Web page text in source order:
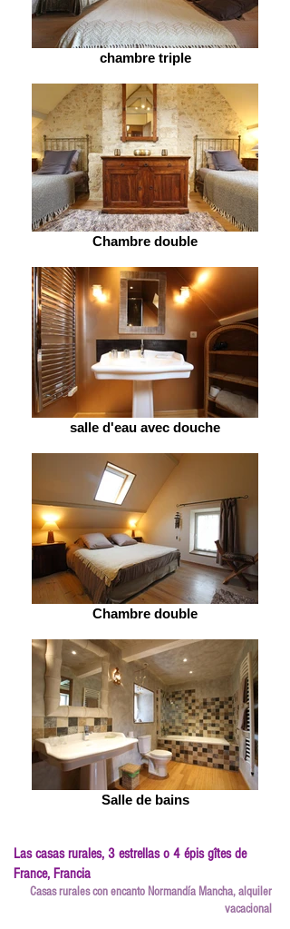
chambre triple
Chambre double
salle d'eau avec douche
Chambre double
Salle de bains
Las casas rurales, 3 estrellas o 4 épis gîtes de
France, Francia
Casas rurales con encanto Normandía Mancha, alquiler
vacacional